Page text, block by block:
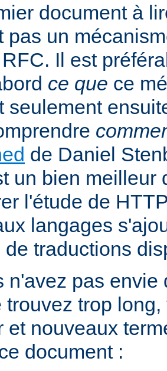
document à
pas un
Il est
ce que ce
seulement
de Daniel
un bien meilleur
l'étude de
langages
de traductions
n'avez pas envie
trouvez trop
et nouveaux
document :